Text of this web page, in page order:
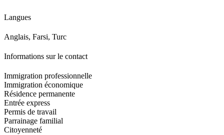
Langues
Anglais, Farsi, Turc
Informations sur le contact
Immigration professionnelle
Immigration économique
Résidence permanente
Entrée express
Permis de travail
Parrainage familial
Citoyenneté